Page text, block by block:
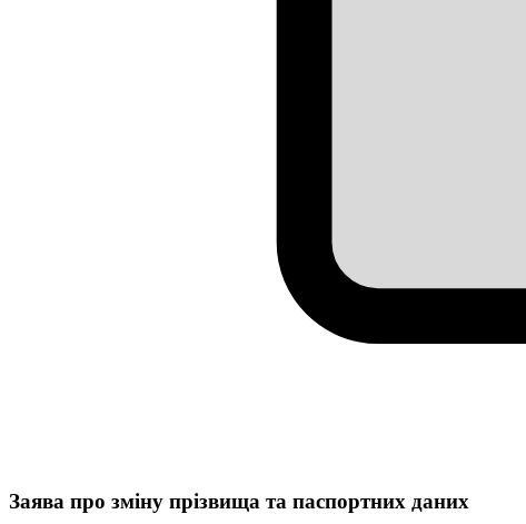
Заява про зміну прізвища та паспортних даних